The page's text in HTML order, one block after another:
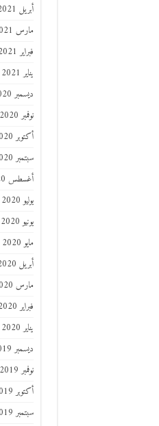
أبريل 2021
مارس 2021
فبراير 2021
يناير 2021
ديسمبر 2020
نوفمبر 2020
أكتوبر 2020
سبتمبر 2020
أغسطس 2020
يوليو 2020
يونيو 2020
مايو 2020
أبريل 2020
مارس 2020
فبراير 2020
يناير 2020
ديسمبر 2019
نوفمبر 2019
أكتوبر 2019
سبتمبر 2019